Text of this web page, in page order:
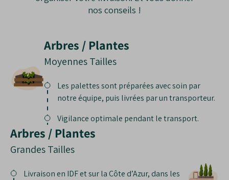
considérés comme esthétiquement
dans certains types d'aménagements.
Difficulté de gestion
capacité à former des touffes denses et de
ses racines robustes, le Jonc Glauque peut
être difficile à contrôler ou à éliminer une
fois établi, nécessitant des efforts
supplémentaires de gestion pour éviter
qu'il ne devienne trop dominant.
particulièrement pendant les premières
semaines après la plantation pour assurer
nos conseils !
Arbres / Plantes
Moyennes Tailles
Les palettes sont préparées avec soin par
notre équipe, puis livrées par un transporteur.
Vigilance optimale pendant le transport.
Arbres / Plantes
Grandes Tailles
Livraison en IDF et sur la Côte d’Azur, dans les